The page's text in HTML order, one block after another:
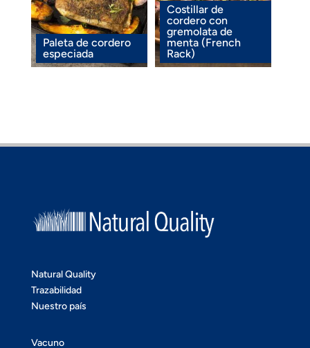
Paleta de cordero
especiada
Costillar de
cordero con
gremolata de
menta (French
Rack)
Natural Quality
Trazabilidad
Nuestro país
Vacuno